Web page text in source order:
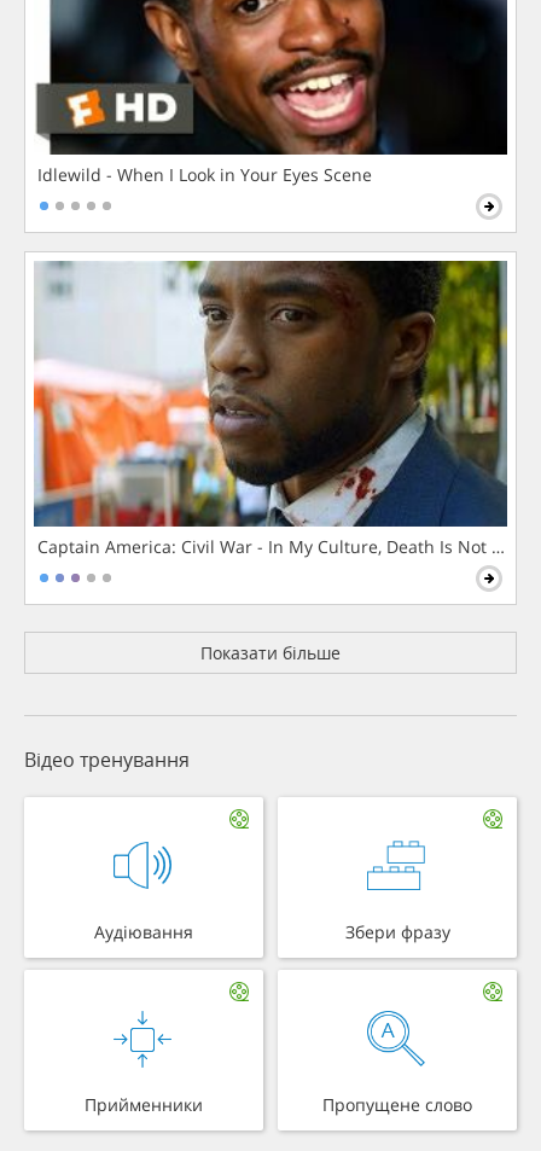
Idlewild - When I Look in Your Eyes Scene
Captain America: Civil War - In My Culture, Death Is Not The
Показати більше
Відео тренування
Аудіювання Збери фразу
Прийменники Пропущене слово